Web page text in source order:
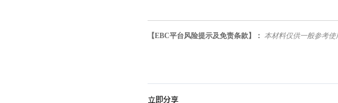
【EBC平台风险提示及免责条款】： 本材料仅供一般参考使
立即分享